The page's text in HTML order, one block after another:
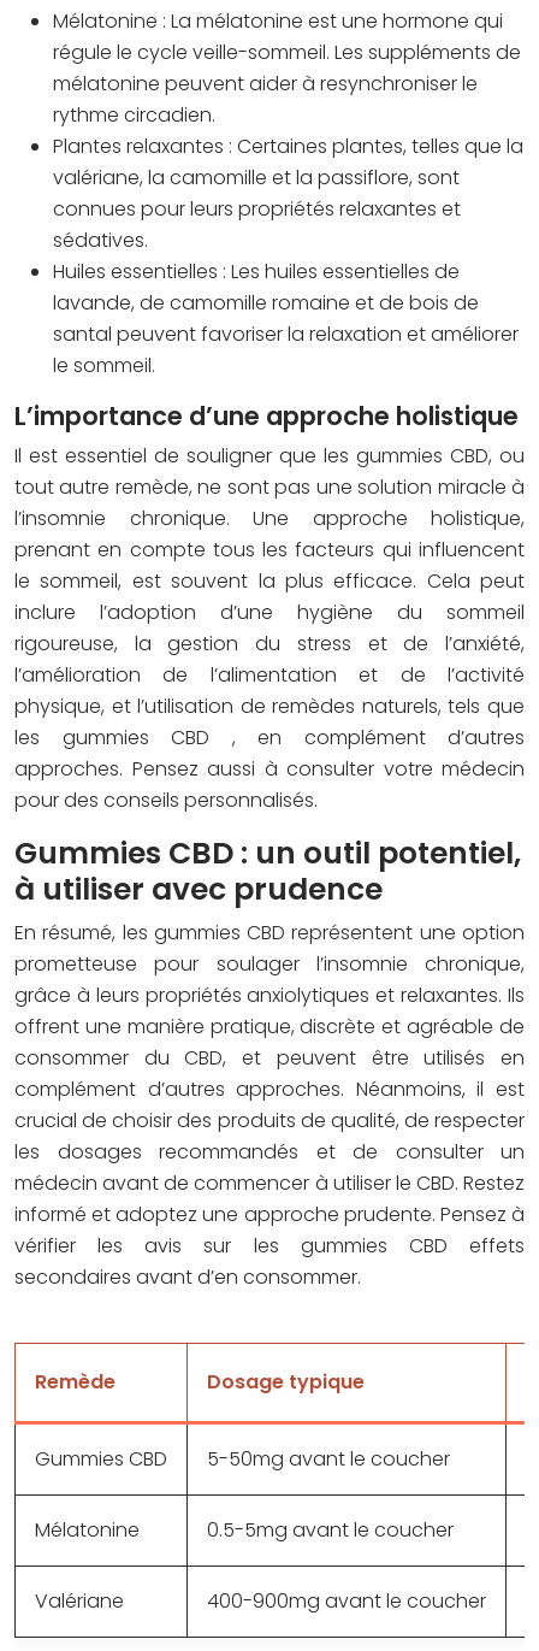
Mélatonine : La mélatonine est une hormone qui
régule le cycle veille-sommeil. Les suppléments de
mélatonine peuvent aider à resynchroniser le
rythme circadien.
Plantes relaxantes : Certaines plantes, telles que la
valériane, la camomille et la passiflore, sont
connues pour leurs propriétés relaxantes et
sédatives.
Huiles essentielles : Les huiles essentielles de
lavande, de camomille romaine et de bois de
santal peuvent favoriser la relaxation et améliorer
le sommeil.
L’importance d’une approche holistique
Il est essentiel de souligner que les gummies CBD, ou
tout autre remède, ne sont pas une solution miracle à
l’insomnie chronique. Une approche holistique,
prenant en compte tous les facteurs qui influencent
le sommeil, est souvent la plus efficace. Cela peut
inclure l’adoption d’une hygiène du sommeil
rigoureuse, la gestion du stress et de l’anxiété,
l’amélioration de l’alimentation et de l’activité
physique, et l’utilisation de remèdes naturels, tels que
les gummies CBD , en complément d’autres
approches. Pensez aussi à consulter votre médecin
pour des conseils personnalisés.
Gummies CBD : un outil potentiel,
à utiliser avec prudence
En résumé, les gummies CBD représentent une option
prometteuse pour soulager l’insomnie chronique,
grâce à leurs propriétés anxiolytiques et relaxantes. Ils
offrent une manière pratique, discrète et agréable de
consommer du CBD, et peuvent être utilisés en
complément d’autres approches. Néanmoins, il est
crucial de choisir des produits de qualité, de respecter
les dosages recommandés et de consulter un
médecin avant de commencer à utiliser le CBD. Restez
informé et adoptez une approche prudente. Pensez à
vérifier les avis sur les gummies CBD effets
secondaires avant d’en consommer.
Remède Dosage typique
Gummies CBD 5-50mg avant le coucher
Mélatonine 0.5-5mg avant le coucher
Valériane 400-900mg avant le coucher